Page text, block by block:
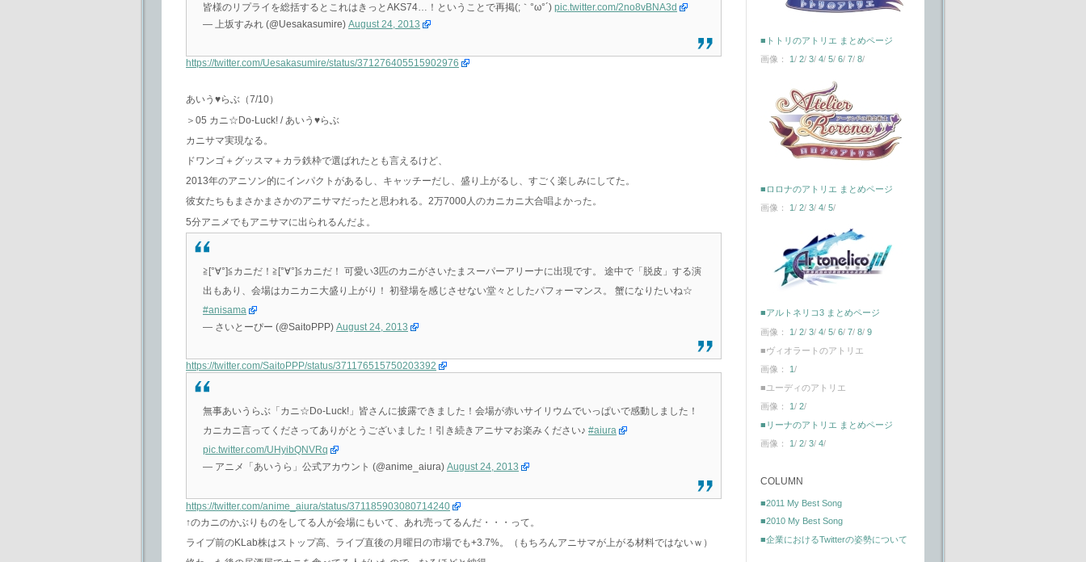
皆様のリプライを総括するとこれはきっとAKS74…！ということで再掲(;｀°ω°´) pic.twitter.com/2no8vBNA3d
— 上坂すみれ (@Uesakasumire) August 24, 2013
https://twitter.com/Uesakasumire/status/371276405515902976
あいう♥らぶ（7/10）
＞05 カニ☆Do-Luck! / あいう♥らぶ
カニサマ実現なる。
ドワンゴ＋グッスマ＋カラ鉄枠で選ばれたとも言えるけど、
2013年のアニソン的にインパクトがあるし、キャッチーだし、盛り上がるし、すごく楽しみにしてた。
彼女たちもまさかまさかのアニサマだったと思われる。2万7000人のカニカニ大合唱よかった。
5分アニメでもアニサマに出られるんだよ。
≧[°∀°]≦カニだ！≧[°∀°]≦カニだ！ 可愛い3匹のカニがさいたまスーパーアリーナに出現です。 途中で「脱皮」する演
出もあり、会場はカニカニ大盛り上がり！ 初登場を感じさせない堂々としたパフォーマンス。 蟹になりたいね☆
#anisama
— さいとーぴー (@SaitoPPP) August 24, 2013
https://twitter.com/SaitoPPP/status/371176515750203392
無事あいうらぶ「カニ☆Do-Luck!」皆さんに披露できました！会場が赤いサイリウムでいっぱいで感動しました！
カニカニ言ってくださってありがとうございました！引き続きアニサマお楽みください♪ #aiura
pic.twitter.com/UHyibQNVRq
— アニメ「あいうら」公式アカウント (@anime_aiura) August 24, 2013
https://twitter.com/anime_aiura/status/371185903080714240
↑のカニのかぶりものをしてる人が会場にもいて、あれ売ってるんだ・・・って。
ライブ前のKLab株はストップ高、ライブ直後の月曜日の市場でも+3.7%。（もちろんアニサマが上がる材料ではないｗ）
■トトリのアトリエ まとめページ
画像： 1/ 2/ 3/ 4/ 5/ 6/ 7/ 8/
■ロロナのアトリエ まとめページ
画像： 1 / 2/ 3/ 4/ 5/
■アルトネリコ3 まとめページ
画像： 1/ 2/ 3/ 4/ 5/ 6/ 7/ 8/ 9
■ヴィオラートのアトリエ
画像： 1/
■ユーディのアトリエ
画像： 1/ 2/
■リーナのアトリエ まとめページ
画像： 1/ 2/ 3/ 4/
COLUMN
■2011 My Best Song
■2010 My Best Song
■企業におけるTwitterの姿勢について